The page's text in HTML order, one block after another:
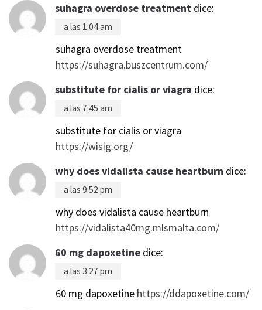
suhagra overdose treatment dice:
a las 1:04 am
suhagra overdose treatment
https://suhagra.buszcentrum.com/
substitute for cialis or viagra dice:
a las 7:45 am
substitute for cialis or viagra
https://wisig.org/
why does vidalista cause heartburn dice:
a las 9:52 pm
why does vidalista cause heartburn
https://vidalista40mg.mlsmalta.com/
60 mg dapoxetine dice:
a las 3:27 pm
60 mg dapoxetine https://ddapoxetine.com/